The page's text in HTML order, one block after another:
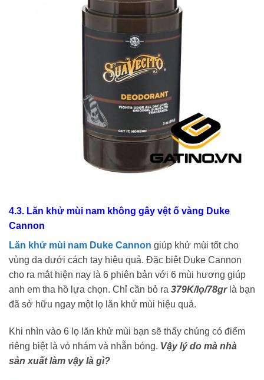
4.3. Lăn khử mùi nam không gây vệt ố vàng Duke
Cannon
Lăn khử mùi nam Duke Cannon giúp khử mùi tốt cho
vùng da dưới cách tay hiệu quả. Đặc biệt Duke Cannon
cho ra mắt hiện nay là 6 phiên bản với 6 mùi hương giúp
anh em tha hồ lựa chọn. Chỉ cần bỏ ra 379K/lọ/78grlà bạn
đã sở hữu ngay một lọ lăn khử mùi hiệu quả.
Khi nhìn vào 6 lọ lăn khử mùi bạn sẽ thấy chúng có điểm
riêng biệt là vỏ nhám và nhẵn bóng. Vậy lý do mà nhà
sản xuất làm vậy là gì?